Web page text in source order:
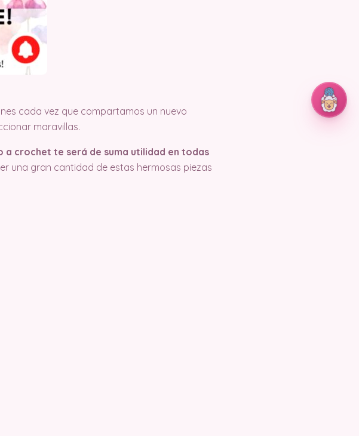
cada vez que compartamos un nuevo
maravillas.
crochet te será de suma utilidad en todas
una gran cantidad de estas hermosas piezas